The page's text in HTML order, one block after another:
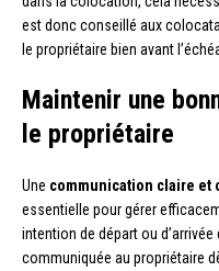
est donc conseillé aux
le propriétaire bien avant
Maintenir une
le propriétaire
Une communication claire et
essentielle pour gérer
intention de départ ou
communiquée au propriétaire